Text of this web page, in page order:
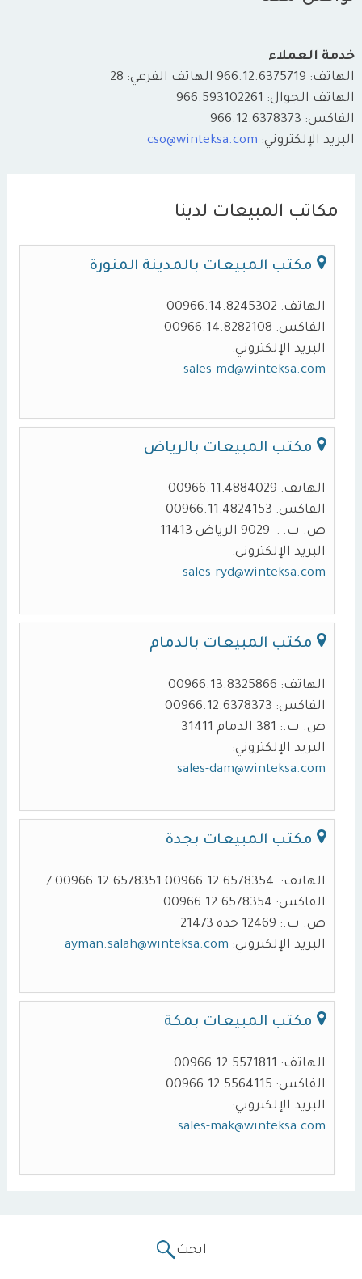
خدمة العملاء
الهاتف: 966.12.6375719 الهاتف الفرعي: 28
الهاتف الجوال: 966.593102261
الفاكس: 966.12.6378373
البريد الإلكتروني: cso@winteksa.com
مكاتب المبيعات لدينا
مكتب المبيعات بالمدينة المنورة
الهاتف: 00966.14.8245302
الفاكس: 00966.14.8282108
البريد الإلكتروني:
sales-md@winteksa.com
مكتب المبيعات بالرياض
الهاتف: 00966.11.4884029
الفاكس: 00966.11.4824153
ص. ب. : 9029 الرياض 11413
البريد الإلكتروني:
sales-ryd@winteksa.com
مكتب المبيعات بالدمام
الهاتف: 00966.13.8325866
الفاكس: 00966.12.6378373
ص. ب.: 381 الدمام 31411
البريد الإلكتروني:
sales-dam@winteksa.com
مكتب المبيعات بجدة
الهاتف: 00966.12.6578354 00966.12.6578351 /
الفاكس: 00966.12.6578354
ص. ب.: 12469 جدة 21473
البريد الإلكتروني: ayman.salah@winteksa.com
مكتب المبيعات بمكة
الهاتف: 00966.12.5571811
الفاكس: 00966.12.5564115
البريد الإلكتروني:
sales-mak@winteksa.com
ابحث